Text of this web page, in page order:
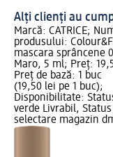
Alți clienți au
Marcă: CATRICE;
produsului:
mascara sprâncene
Maro, 5 ml; Preț:
Preț de bază: 1 buc
(19,50 lei pe 1 buc);
Disponibilitate:
verde Livrabil,
selectare magazin